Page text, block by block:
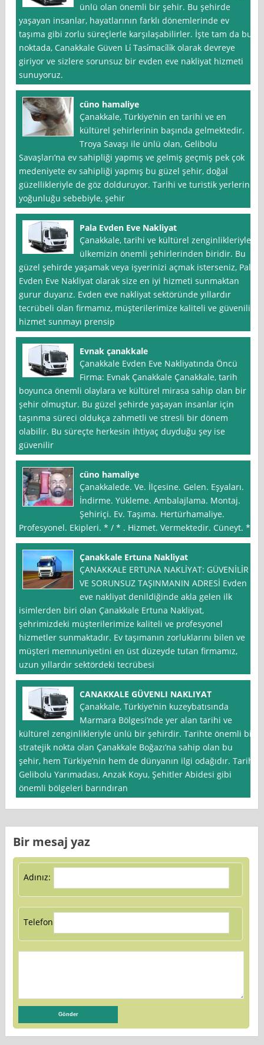
ünlü olan önemli bir şehir. Bu şehirde
yaşayan insanlar, hayatlarının farklı dönemlerinde ev
taşıma gibi zorlu süreçlerle karşılaşabilirler. İşte tam da bu
noktada, Canakkale Güven Li̇ Tasi̇maci̇li̇k olarak devreye
giriyor ve sizlere sorunsuz bir evden eve nakliyat hizmeti
sunuyoruz.
cüno hamaliye
Çanakkale, Türkiye’nin en tarihi ve en
kültürel şehirlerinin başında gelmektedir.
Troya Savaşı ile ünlü olan, Gelibolu
Savaşları’na ev sahipliği yapmış ve gelmiş geçmiş pek çok
medeniyete ev sahipliği yapmış bu güzel şehir, doğal
güzellikleriyle de göz dolduruyor. Tarihi ve turistik yerlerin
yoğunluğu sebebiyle, şehir
Pala Evden Eve Nakliyat
Çanakkale, tarihi ve kültürel zenginlikleriyle
ülkemizin önemli şehirlerinden biridir. Bu
güzel şehirde yaşamak veya işyerinizi açmak isterseniz, Pala
Evden Eve Nakliyat olarak size en iyi hizmeti sunmaktan
gurur duyarız. Evden eve nakliyat sektöründe yıllardır
tecrübeli olan firmamız, müşterilerimize kaliteli ve güvenilir
hizmet sunmayı prensip
Evnak çanakkale
Çanakkale Evden Eve Nakliyatında Öncü
Firma: Evnak Çanakkale Çanakkale, tarih
boyunca önemli olaylara ve kültürel mirasa sahip olan bir
şehir olmuştur. Bu güzel şehirde yaşayan insanlar için
taşınma süreci oldukça zahmetli ve stresli bir dönem
olabilir. Bu süreçte herkesin ihtiyaç duyduğu şey ise
güvenilir
cüno hamaliye
Çanakkalede. Ve. İlçesine. Gelen. Eşyaları.
İndirme. Yükleme. Ambalajlama. Montaj.
Şehiriçi. Ev. Taşıma. Hertürhamaliye.
Profesyonel. Ekipleri. * / * . Hizmet. Vermektedir. Cüneyt. *
Çanakkale Ertuna Nakliyat
ÇANAKKALE ERTUNA NAKLİYAT: GÜVENİLİR
VE SORUNSUZ TAŞINMANIN ADRESİ Evden
eve nakliyat denildiğinde akla gelen ilk
isimlerden biri olan Çanakkale Ertuna Nakliyat,
şehrimizdeki müşterilerimize kaliteli ve profesyonel
hizmetler sunmaktadır. Ev taşımanın zorluklarını bilen ve
müşteri memnuniyetini en üst düzeyde tutan firmamız,
uzun yıllardır sektördeki tecrübesi
CANAKKALE GÜVENLI NAKLIYAT
Çanakkale, Türkiye’nin kuzeybatısında
Marmara Bölgesi’nde yer alan tarihi ve
kültürel zenginlikleriyle ünlü bir şehirdir. Tarihte önemli bir
stratejik nokta olan Çanakkale Boğazı’na sahip olan bu
şehir, hem Türkiye’nin hem de dünyanın ilgi odağıdır. Tarihi
Gelibolu Yarımadası, Anzak Koyu, Şehitler Abidesi gibi
önemli bölgeleri barındıran
Bir mesaj yaz
Adınız:
Telefon: